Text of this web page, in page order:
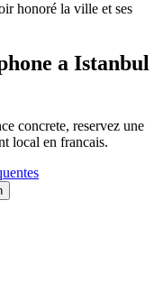
honoré la ville et ses
a Istanbul
concrete, reservez une
local en francais.